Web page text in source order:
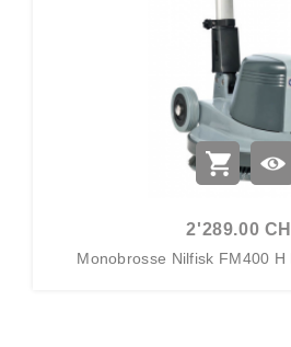
2'289.00
Monobrosse Nilfisk FM400 H